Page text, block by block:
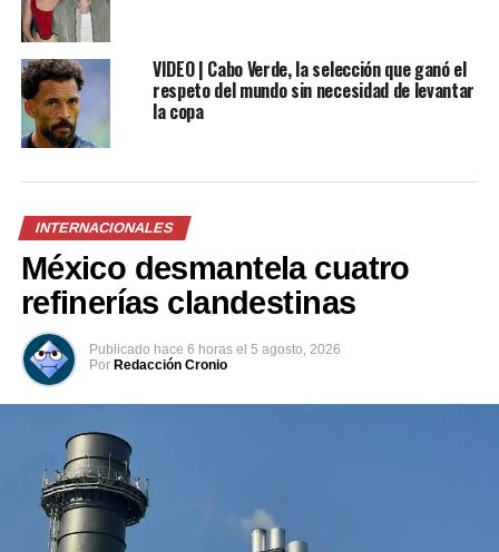
empresas de EEUU
implicadas en venta de
armas a Taiwán
13 julio, 2019
En «Internacionales»
Trump
30 junio, 2018
En «Internacionales»
Protestas tras elecciones en
Venezuela dejaron 25
muertos y 192 heridos
13 agosto, 2024
VIDEO | Cabo Verde, la selección que ganó el
respeto del mundo sin necesidad de levantar
la copa
INTERNACIONALES
México desmantela cuatro
refinerías clandestinas
Publicado hace 6 horas el 5 agosto, 2026
Por Redacción Cronio